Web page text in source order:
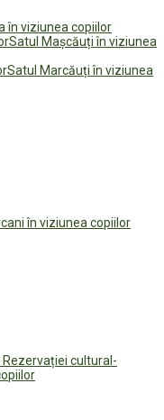
în viziunea copiilor
Satul Mașcăuți în viziunea
Satul Marcăuți în viziunea
în viziunea copiilor
Rezervației cultural-